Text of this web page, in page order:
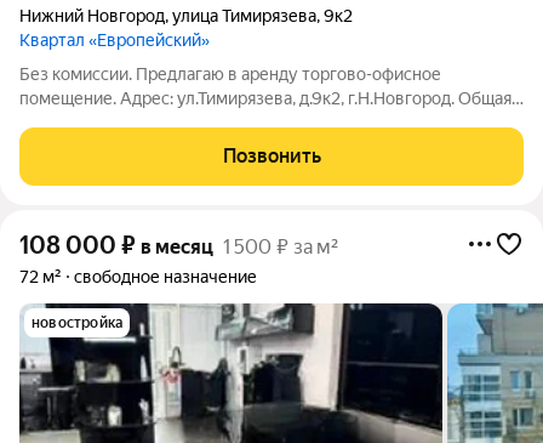
Нижний Новгород,улица Тимирязева,9к2
Квартал «Европейский»
Без комиссии. Предлагаю в аренду торгово-офисное
помещение. Адрес: ул.Тимирязева, д.9к2, г.Н.Новгород. Общая
Высота потолков 3,5 м. В наличии: - приточно-вытяжная
вентиляция; - Отдельный вход;
Позвонить
108 000 ₽ в месяц 1 500 ₽ за м²
72 м² свободное назначение
новостройка